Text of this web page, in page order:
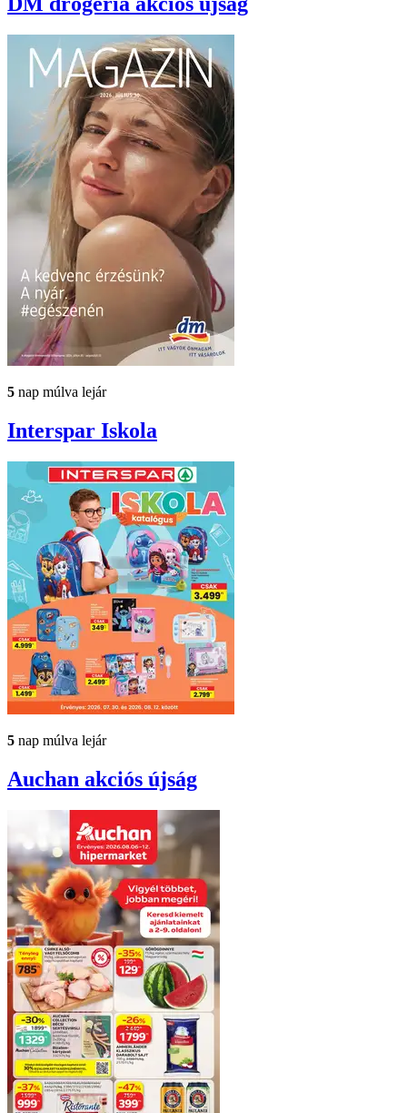
5 nap múlva lejár
Interspar Iskola
5 nap múlva lejár
Auchan akciós újság